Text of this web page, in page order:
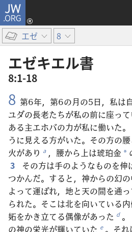
JW.ORG
エゼ 8
エゼキエル​書
8:1-18
8 第6年，第6の月の5日，私は
ユダの長老たちが私の前に座っ
ある主エホバの力が私に働いた。
うに見える方がいた。その方の
火があり a ，腰から上は琥珀金 *
3
その方は手のようなものを伸
つかんだ。すると，神からの幻
よって運ばれ，地と天の間を通
られた。そこは北を向いている
妬をかき立てる偶像があった d 。
の神の栄光が輝いていた e 。そ